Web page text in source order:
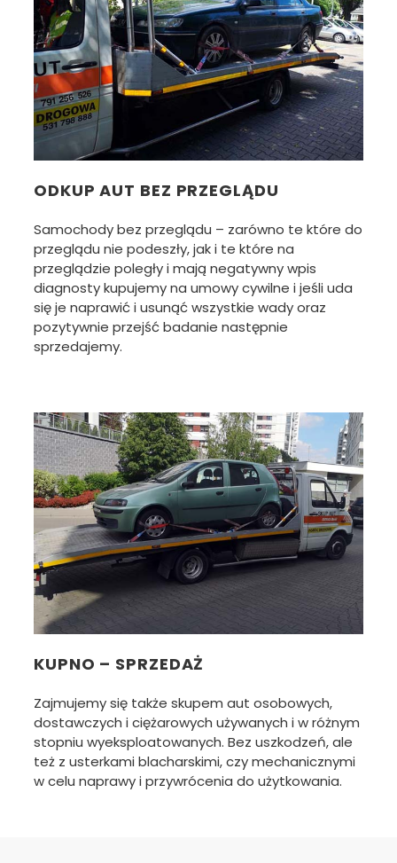
ODKUP AUT BEZ PRZEGLĄDU
Samochody bez przeglądu – zarówno te które do
przeglądu nie podeszły, jak i te które na
przeglądzie poległy i mają negatywny wpis
diagnosty kupujemy na umowy cywilne i jeśli uda
się je naprawić i usunąć wszystkie wady oraz
pozytywnie przejść badanie następnie
sprzedajemy.
KUPNO – SPRZEDAŻ
Zajmujemy się także skupem aut osobowych,
dostawczych i ciężarowych używanych i w różnym
stopniu wyeksploatowanych. Bez uszkodzeń, ale
też z usterkami blacharskimi, czy mechanicznymi
w celu naprawy i przywrócenia do użytkowania.